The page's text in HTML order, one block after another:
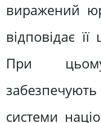
виражений
відповідає
При
системи